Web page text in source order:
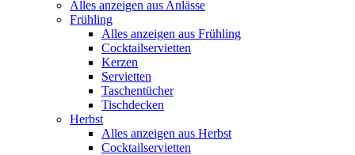
Alles anzeigen aus Anlässe
Frühling
Alles anzeigen aus Frühling
Cocktailservietten
Kerzen
Servietten
Taschentücher
Tischdecken
Herbst
Alles anzeigen aus Herbst
Cocktailservietten